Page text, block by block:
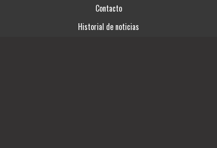
Contacto
Historial de noticias